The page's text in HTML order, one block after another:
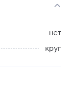
нет
круг